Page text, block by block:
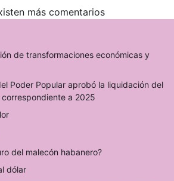
más comentarios
de transformaciones económicas y
Poder Popular aprobó la liquidación del
a 2025
del malecón habanero?
dólar